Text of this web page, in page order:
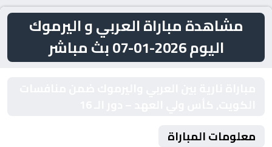
مشاهدة مباراة العربي و اليرموك
اليوم 2026-01-07 بث مباشر
معلومات المباراة